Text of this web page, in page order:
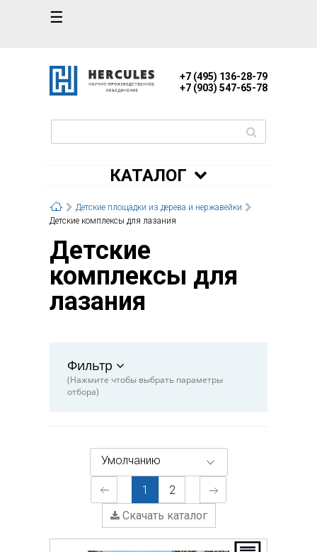
☰
+7 (495) 136-28-79
+7 (903) 547-65-78
КАТАЛОГ
Детские площадки из дерева и нержавейки
Детские комплексы для лазания
Детские
комплексы для
лазания
Фильтр
(Нажмите чтобы выбрать параметры
отбора)
Умолчанию
1
2
Скачать каталог